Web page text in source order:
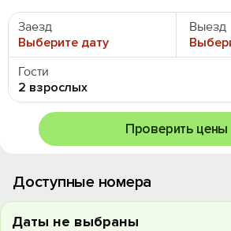
Заезд
Выберите дату
Выезд
Гости
2 взрослых
Проверить цены
Доступные номера
Даты не выбраны